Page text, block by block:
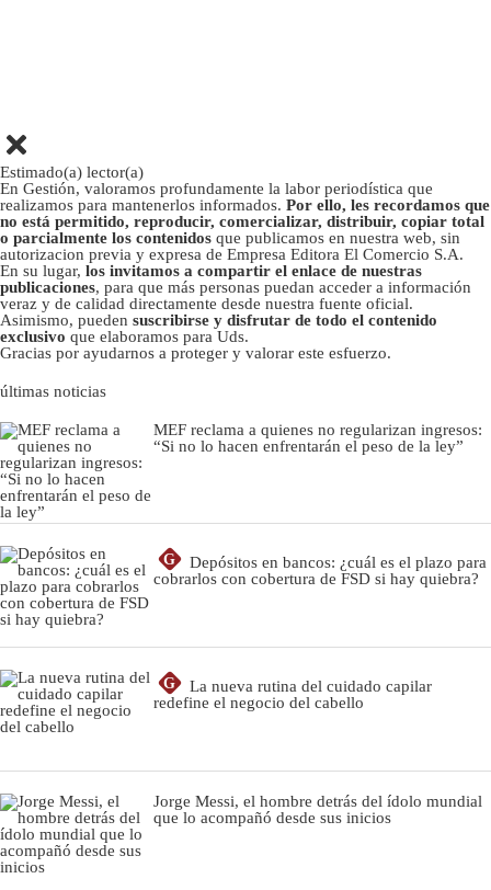
Estimado(a) lector(a)
En Gestión, valoramos profundamente la labor periodística que
realizamos para mantenerlos informados. Por ello, les recordamos que
no está permitido, reproducir, comercializar, distribuir, copiar total
o parcialmente los contenidos que publicamos en nuestra web, sin
autorizacion previa y expresa de Empresa Editora El Comercio S.A.
En su lugar, los invitamos a compartir el enlace de nuestras
publicaciones, para que más personas puedan acceder a información
veraz y de calidad directamente desde nuestra fuente oficial.
Asimismo, pueden suscribirse y disfrutar de todo el contenido
exclusivo que elaboramos para Uds.
Gracias por ayudarnos a proteger y valorar este esfuerzo.
últimas noticias
MEF reclama a quienes no regularizan ingresos:
“Si no lo hacen enfrentarán el peso de la ley”
G
Depósitos en bancos: ¿cuál es el plazo para
cobrarlos con cobertura de FSD si hay quiebra?
G
La nueva rutina del cuidado capilar
redefine el negocio del cabello
Jorge Messi, el hombre detrás del ídolo mundial
que lo acompañó desde sus inicios